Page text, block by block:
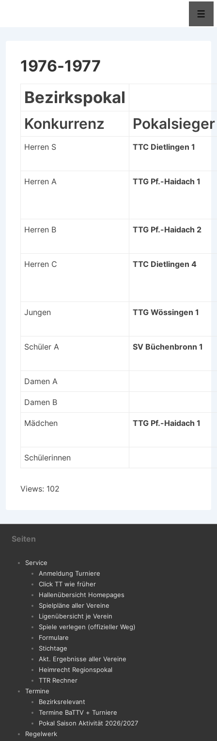
1976-1977
Bezirkspokal
Konkurrenz Pokalsieger
Herren S TTC Dietlingen 1
Herren A TTG Pf.-Haidach 1
Herren B TTG Pf.-Haidach 2
Herren C TTC Dietlingen 4
Jungen TTG Wössingen 1
Schüler A SV Büchenbronn 1
Damen A
Damen B
Mädchen TTG Pf.-Haidach 1
Schülerinnen
Views: 102
Seiten
Service
Anmeldung Turniere
Click TT wie früher
Hallenübersicht Homepages
Spielpläne aller Vereine
Ligenübersicht je Verein
Spiele verlegen (offizieller Weg)
Formulare
Stichtage
Akt. Ergebnisse aller Vereine
Heimrecht Regionspokal
TTR Rechner
Termine
Bezirksrelevant
Termine BaTTV + Turniere
Pokal Saison Aktivität 2026/2027
Regelwerk